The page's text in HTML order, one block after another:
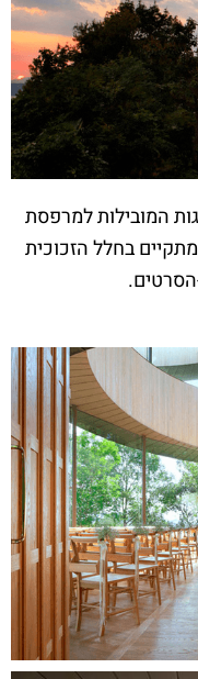
המובילות למרפסת
בחלל הזכוכית